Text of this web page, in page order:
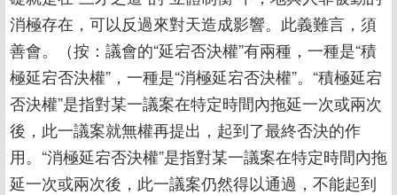
消極存在，可以反過來對天造成影響。此義難言，須
善會。（按：議會的“延宕否決權”有兩種，一種是“積
極延宕否決權”，一種是“消極延宕否決權”。“積極延宕
否決權”是指對某一議案在特定時間內拖延一次或兩次
後，此一議案就無權再提出，起到了最終否決的作
用。“消極延宕否決權”是指對某一議案在特定時間內拖
延一次或兩次後，此一議案仍然得以通過，不能起到